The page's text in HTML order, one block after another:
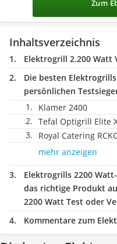
Zum
Inhaltsverzeichnis
Elektrogrill 2.200 Watt
Die besten
persönlichen
Klamer 2400
Tefal Optigrill Elite
Royal Catering
mehr anzeigen
Elektrogrills 2200
das richtige Produkt
2200 Watt Test oder
Kommentare zum